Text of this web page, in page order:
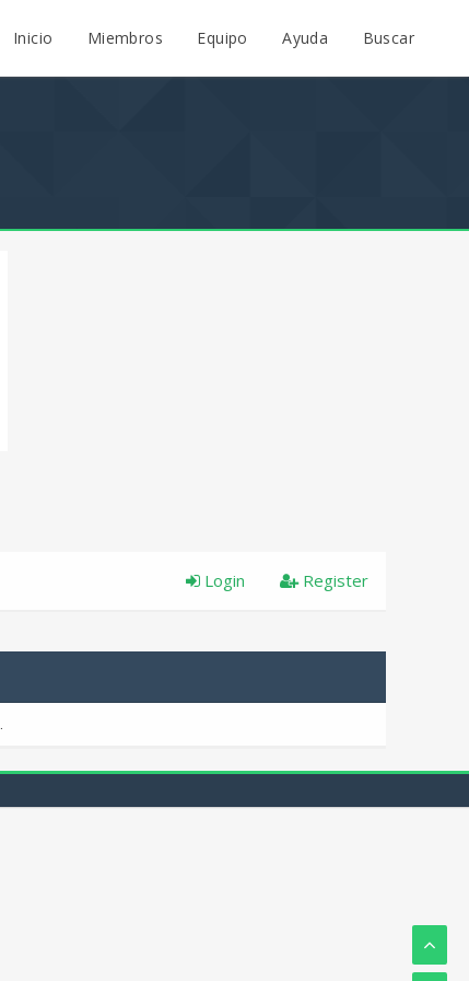
Inicio Miembros Equipo Ayuda Buscar
Register
Login